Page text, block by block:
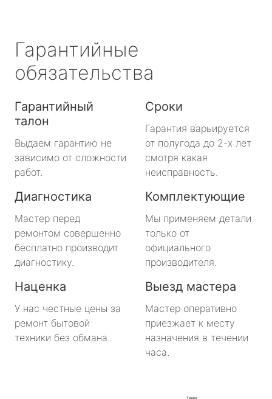
Гарантийные
обязательства
Гарантийный
талон
Выдаем гарантию не
зависимо от сложности
работ.
Сроки
Гарантия варьируется
от полугода до 2-х лет
смотря какая
неисправность.
Диагностика
Мастер перед
ремонтом совершенно
бесплатно производит
диагностику.
Комплектующие
Мы применяем детали
только от
официального
производителя.
Наценка
У нас честные цены за
ремонт бытовой
техники без обмана.
Выезд мастера
Мастер оперативно
приезжает к месту
назначения в течении
часа.